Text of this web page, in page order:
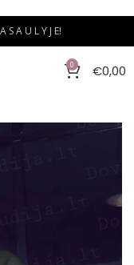
S A U L Y J E!
0 €0,00